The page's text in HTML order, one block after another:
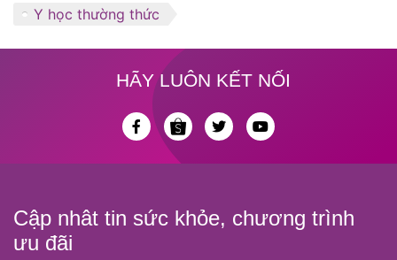
Y học thường thức
HÃY LUÔN KẾT NỐI
Cập nhât tin sức khỏe, chương trình
ưu đãi